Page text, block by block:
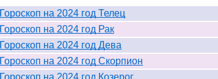
Гороскоп на 2024 год Телец
Гороскоп на 2024 год Рак
Гороскоп на 2024 год Дева
Гороскоп на 2024 год Скорпион
Гороскоп на 2024 год Козерог